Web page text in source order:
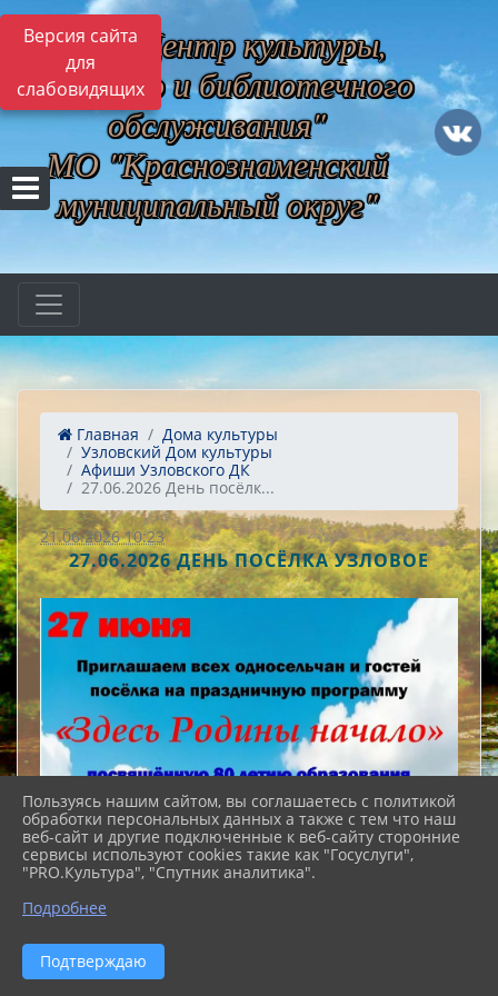
Версия сайта
для
слабовидящих
МБУ "Центр культуры,
музейного и библиотечного
обслуживания"
МО "Краснознаменский
муниципальный округ"
Главная
Дома культуры
Узловский Дом культуры
Афиши Узловского ДК
27.06.2026 День посёлк...
21.06.2026 10:23
27.06.2026 ДЕНЬ ПОСЁЛКА УЗЛОВОЕ
Пользуясь нашим сайтом, вы соглашаетесь с политикой
обработки персональных данных а также с тем что наш
веб-сайт и другие подключенные к веб-сайту сторонние
сервисы используют cookies такие как "Госуслуги",
"PRO.Культура", "Спутник аналитика".
Подробнее
Подтверждаю